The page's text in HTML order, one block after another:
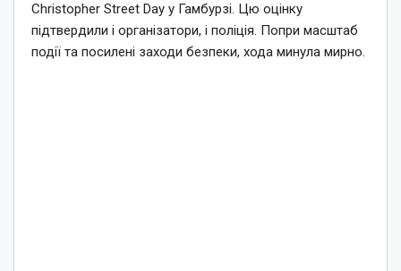
Christopher Street Day у Гамбурзі. Цю оцінку
підтвердили і організатори, і поліція. Попри масштаб
події та посилені заходи безпеки, хода минула мирно.